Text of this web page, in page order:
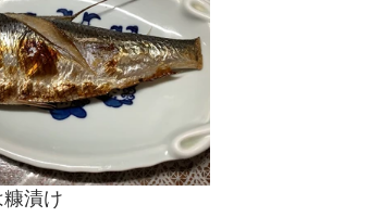
漬け